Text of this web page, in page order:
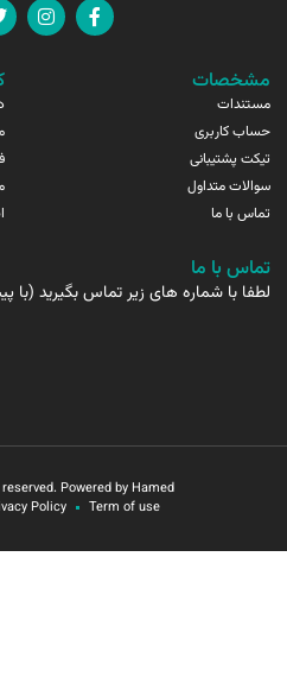
مشخصات
مستندات
حساب کاربری
تیکت پشتیبانی
سوالات متداول
تماس با ما
تماس با ما
لطفا با شماره های زیر تماس بگیرید (با
Powered by Hamed
Term of use
Policy